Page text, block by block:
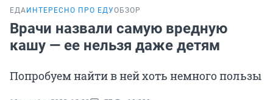
ЕДА ИНТЕРЕСНО ПРО ЕДУОБЗОР
Врачи назвали самую вредную
кашу — ее нельзя даже детям
Попробуем найти в ней хоть немного пользы